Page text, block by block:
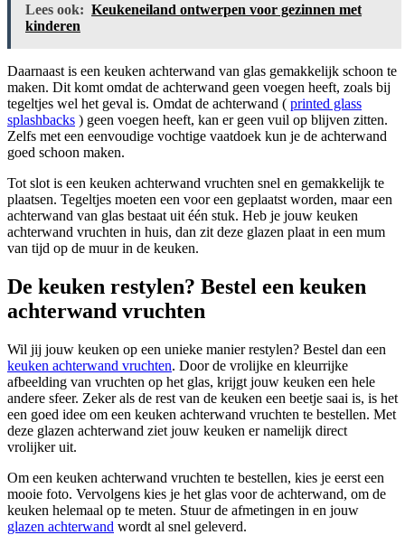
Lees ook: Keukeneiland ontwerpen voor gezinnen met
kinderen
Daarnaast is een keuken achterwand van glas gemakkelijk schoon te
maken. Dit komt omdat de achterwand geen voegen heeft, zoals bij
tegeltjes wel het geval is. Omdat de achterwand ( printed glass
splashbacks ) geen voegen heeft, kan er geen vuil op blijven zitten.
Zelfs met een eenvoudige vochtige vaatdoek kun je de achterwand
goed schoon maken.
Tot slot is een keuken achterwand vruchten snel en gemakkelijk te
plaatsen. Tegeltjes moeten een voor een geplaatst worden, maar een
achterwand van glas bestaat uit één stuk. Heb je jouw keuken
achterwand vruchten in huis, dan zit deze glazen plaat in een mum
van tijd op de muur in de keuken.
De keuken restylen? Bestel een keuken
achterwand vruchten
Wil jij jouw keuken op een unieke manier restylen? Bestel dan een
keuken achterwand vruchten. Door de vrolijke en kleurrijke
afbeelding van vruchten op het glas, krijgt jouw keuken een hele
andere sfeer. Zeker als de rest van de keuken een beetje saai is, is het
een goed idee om een keuken achterwand vruchten te bestellen. Met
deze glazen achterwand ziet jouw keuken er namelijk direct
vrolijker uit.
Om een keuken achterwand vruchten te bestellen, kies je eerst een
mooie foto. Vervolgens kies je het glas voor de achterwand, om de
keuken helemaal op te meten. Stuur de afmetingen in en jouw
glazen achterwand wordt al snel geleverd.